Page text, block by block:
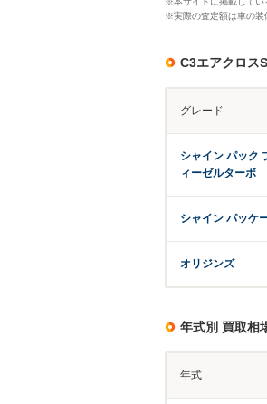
※実際の査定額は車の装
C3エアクロス
グレード
シャイン パック
ィーゼルターボ
シャイン パッケ
オリジンズ
年式別 買取相
年式